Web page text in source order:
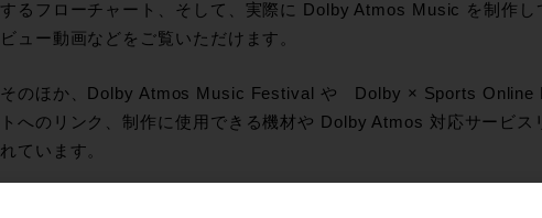
するフローチャート、そして、実際に Dolby Atmos Music を制作し
ビュー動画などをご覧いただけます。
そのほか、Dolby Atmos Music Festival や Dolby × Sports Online
トへのリンク、制作に使用できる機材や Dolby Atmos 対応サービス
れています。
Apple Music や Amazon Music HD が対応したことで、今後大きな